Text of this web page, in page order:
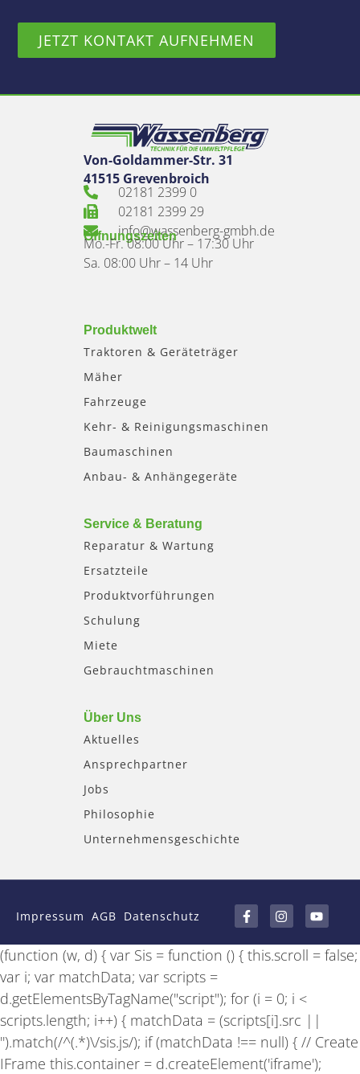
JETZT KONTAKT AUFNEHMEN
Von-Goldammer-Str. 31
41515 Grevenbroich
02181 2399 0
02181 2399 29
info@wassenberg-gmbh.de
Öffnungszeiten
Mo.-Fr. 08:00 Uhr – 17:30 Uhr
Sa. 08:00 Uhr – 14 Uhr
Produktwelt
Traktoren & Geräteträger
Mäher
Fahrzeuge
Kehr- & Reinigungsmaschinen
Baumaschinen
Anbau- & Anhängegeräte
Service & Beratung
Reparatur & Wartung
Ersatzteile
Produktvorführungen
Schulung
Miete
Gebrauchtmaschinen
Über Uns
Aktuelles
Ansprechpartner
Jobs
Philosophie
Unternehmensgeschichte
Impressum AGB Datenschutz
a
c
e
b
o
-
f
n
s
t
a
g
m
o
u
t
u
b
(function (w, d) { var Sis = function () { this.scroll = false;
var i; var matchData; var scripts =
d.getElementsByTagName("script"); for (i = 0; i <
scripts.length; i++) { matchData = (scripts[i].src ||
'').match(/^(.*)\/sis.js/); if (matchData !== null) { // Create
IFrame this.container = d.createElement('iframe');